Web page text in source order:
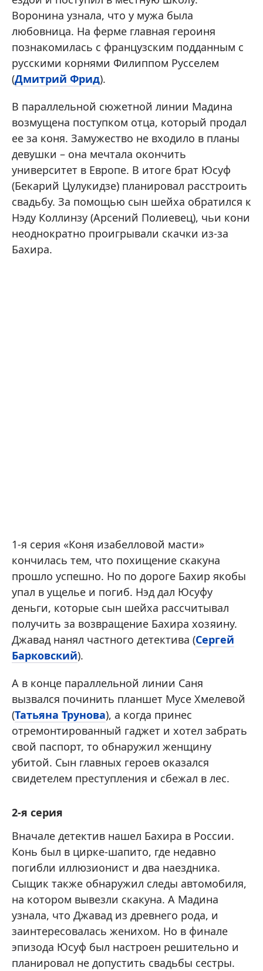
Воронина узнала, что у мужа была
любовница. На ферме главная героиня
познакомилась с французским подданным с
русскими корнями Филиппом Русселем
(Дмитрий Фрид).
В параллельной сюжетной линии Мадина
возмущена поступком отца, который продал
ее за коня. Замужество не входило в планы
девушки – она мечтала окончить
университет в Европе. В итоге брат Юсуф
(Бекарий Цулукидзе) планировал расстроить
свадьбу. За помощью сын шейха обратился к
Нэду Коллинзу (Арсений Полиевец), чьи кони
неоднократно проигрывали скачки из-за
Бахира.
1-я серия «Коня изабелловой масти»
кончилась тем, что похищение скакуна
прошло успешно. Но по дороге Бахир якобы
упал в ущелье и погиб. Нэд дал Юсуфу
деньги, которые сын шейха рассчитывал
получить за возвращение Бахира хозяину.
Джавад нанял частного детектива (Сергей
Барковский).
А в конце параллельной линии Саня
вызвался починить планшет Мусе Хмелевой
(Татьяна Трунова), а когда принес
отремонтированный гаджет и хотел забрать
свой паспорт, то обнаружил женщину
убитой. Сын главных героев оказался
свидетелем преступления и сбежал в лес.
2-я серия
Вначале детектив нашел Бахира в России.
Конь был в цирке-шапито, где недавно
погибли иллюзионист и два наездника.
Сыщик также обнаружил следы автомобиля,
на котором вывезли скакуна. А Мадина
узнала, что Джавад из древнего рода, и
заинтересовалась женихом. Но в финале
эпизода Юсуф был настроен решительно и
планировал не допустить свадьбы сестры.